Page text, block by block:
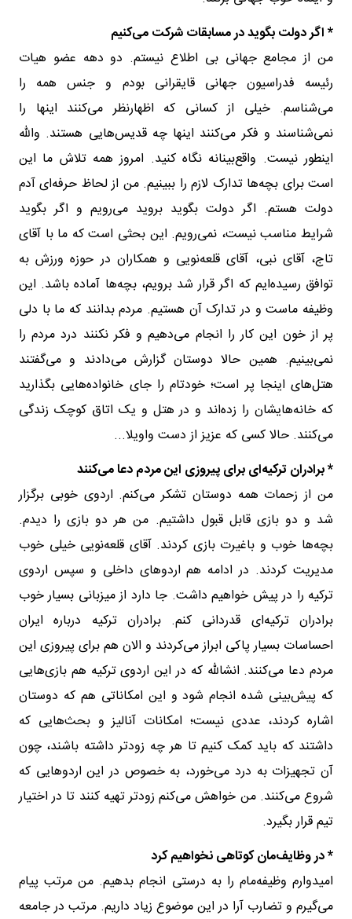
* اگر دولت بگوید در مسابقات شرکت می‌کنیم
من از مجامع جهانی بی اطلاع نیستم. دو دهه عضو هیات
رئیسه فدراسیون جهانی قایقرانی بودم و جنس همه را
می‌شناسم‌. خیلی از کسانی که اظهارنظر می‌کنند اینها را
نمی‌شناسند و فکر می‌کنند اینها چه قدیس‌هایی هستند. والله
اینطور نیست. واقع‌بینانه نگاه کنید. امروز همه تلاش ما این
است برای بچه‌ها تدارک لازم را ببینیم. من از لحاظ حرفه‌ای آدم
دولت هستم. اگر دولت بگوید بروید می‌رویم و اگر بگوید
شرایط مناسب نیست، نمی‌رویم. این بحثی است که ما با آقای
تاج، آقای نبی، آقای قلعه‌نویی و همکاران در حوزه ورزش به
توافق رسیده‌ایم که اگر قرار شد برویم، بچه‌ها آماده باشد. این
وظیفه ماست و در تدارک آن هستیم. مردم بدانند که ما با دلی
پر از خون این کار را انجام می‌دهیم و فکر نکنند درد مردم را
نمی‌بینیم. همین حالا دوستان گزارش می‌دادند و می‌گفتند
هتل‌های اینجا پر است؛ خودتام را جای خانواده‌هایی بگذارید
که خانه‌هایشان را زده‌اند و در هتل و یک اتاق کوچک زندگی
می‌کنند. حالا کسی که عزیز از دست واویلا...
* برادران ترکیه‌ای برای پیروزی این مردم دعا می‌کنند
من از زحمات همه دوستان تشکر می‌کنم. اردوی خوبی برگزار
شد و دو بازی قابل قبول داشتیم. من هر دو بازی را دیدم.
بچه‌ها خوب و باغیرت بازی کردند. آقای قلعه‌نویی خیلی خوب
مدیریت کردند. در ادامه هم اردوهای داخلی و سپس اردوی
ترکیه را در پیش خواهیم داشت. جا دارد از میزبانی بسیار خوب
برادران ترکیه‌ای قدردانی کنم. برادران ترکیه درباره ایران
احساسات بسیار پاکی ابراز می‌کردند و الان هم برای پیروزی این
مردم دعا می‌کنند. انشالله که در این اردوی ترکیه هم بازی‌هایی
که پیش‌بینی شده انجام شود و این امکاناتی هم که دوستان
اشاره کردند، عددی نیست؛ امکانات آنالیز و بحث‌هایی که
داشتند که باید کمک کنیم تا هر چه زودتر داشته باشند، چون
آن تجهیزات به درد می‌خورد، به خصوص در این اردوهایی که
شروع می‌کنند. من خواهش می‌کنم زودتر تهیه کنند تا در اختیار
تیم قرار بگیرد.
* در وظایف‌مان کوتاهی نخواهیم کرد
امیدوارم وظیفه‌مام را به درستی انجام بدهیم. من مرتب پیام
می‌گیرم و تضارب آرا در این موضوع زیاد داریم. مرتب در جامعه